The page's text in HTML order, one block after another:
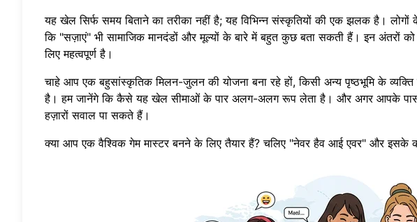
यह खेल सिर्फ समय बिताने का तरीका नहीं है; यह विभिन्न संस्कृतियों की एक झलक है।
कि "सज़ाएं" भी सामाजिक मानदंडों और मूल्यों के बारे में बहुत कुछ बता सकती हैं। इन
लिए महत्वपूर्ण है।
चाहे आप एक बहुसांस्कृतिक मिलन-जुलन की योजना बना रहे हों, किसी अन्य पृष्ठभूमि के
है। हम जानेंगे कि कैसे यह खेल सीमाओं के पार अलग-अलग रूप लेता है। और अगर आपके पास
हज़ारों सवाल पा सकते हैं।
क्या आप एक वैश्विक गेम मास्टर बनने के लिए तैयार हैं? चलिए "नेवर हैव आई एवर" और इसके